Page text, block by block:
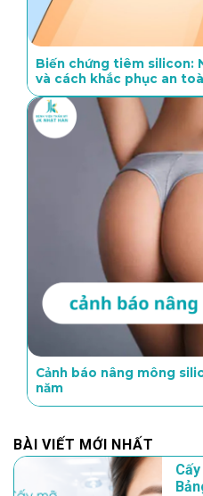
Biến chứng tiêm silicon:
và cách khắc phục an
Cảnh báo nâng mông
năm
BÀI VIẾT MỚI NHẤT